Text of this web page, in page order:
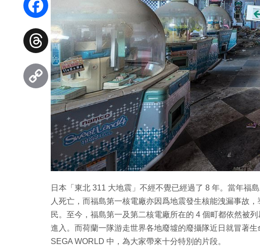
日本「東北 311 大地震」不經不覺已經過了 8 年。當年福
人死亡，而福島第一核電廠亦因爲地震發生核能洩漏事故
民。至今，福島第一及第二核電廠所在的 4 個町都依然被
進入。而荷蘭一隊游走世界各地廢墟的廢攝隊近日就冒著
SEGA WORLD 中，為大家帶來十分特別的片段。
Facebook
Threads
Copy